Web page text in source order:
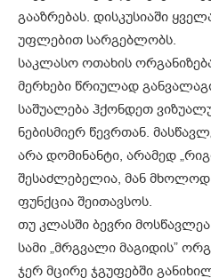
გააზრებას. დისკუსიაში
უფლებით სარგებლობს.
საკლასო ოთახის
მერხები წრიულად
საშუალება ჰქონდეთ
ნებისმიერ წევრთან.
არა დომინანტი, არამედ
შესაძლებელია, მან მხოლოდ
ფუნქცია შეითავსოს.
თუ კლასში ბევრი
სამი „მრგვალი მაგიდის”
ჯერ მცირე ჯგუფებში